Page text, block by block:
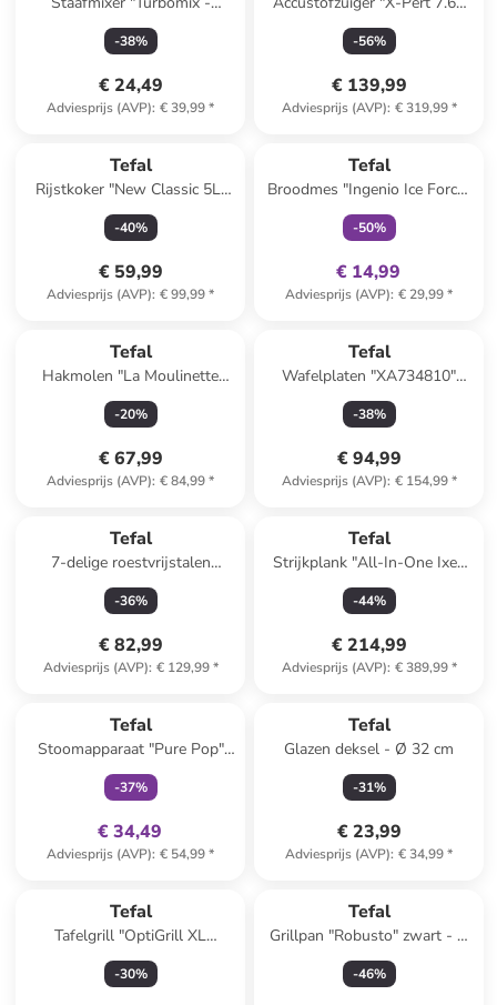
HB121838" zwart
-38%
€ 24,49
Adviesprijs (AVP): € 39,99*
Allergy - RH6A31WO"
paars/zwart
-56%
€ 139,99
Adviesprijs (AVP): € 319,99*
Tefal
Rijstkoker "New Classic 5L"
zwart
-40%
€ 59,99
Adviesprijs (AVP): € 99,99*
Tefal
Broodmes "Ingenio Ice Force"
zwart
-50%
€ 14,99
Adviesprijs (AVP): € 29,99*
Tefal
Hakmolen "La Moulinette
1000" wit
-20%
€ 67,99
Adviesprijs (AVP): € 84,99*
Tefal
Wafelplaten "XA734810"
zwart
-38%
€ 94,99
Adviesprijs (AVP): € 154,99*
Tefal
7-delige roestvrijstalen
kookgereiset "Intuition"
-36%
€ 82,99
Adviesprijs (AVP): € 129,99*
Tefal
Strijkplank "All-In-One Ixeo
Vison" wit
-44%
€ 214,99
Adviesprijs (AVP): € 389,99*
Tefal
Stoomapparaat "Pure Pop"
rood
-37%
€ 34,49
Adviesprijs (AVP): € 54,99*
Tefal
Glazen deksel - Ø 32 cm
-31%
€ 23,99
Adviesprijs (AVP): € 34,99*
Tefal
Tafelgrill "OptiGrill XL
Upgrade - GC727810" zwart
-30%
Tefal
Grillpan "Robusto" zwart - Ø
26 cm
-46%